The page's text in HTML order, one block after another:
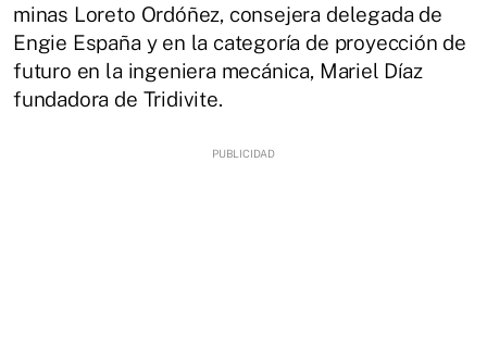
minas Loreto Ordóñez, consejera delegada de
Engie España y en la categoría de proyección de
futuro en la ingeniera mecánica, Mariel Díaz
fundadora de Tridivite.